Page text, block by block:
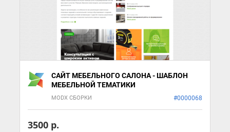
САЙТ МЕБЕЛЬНОГО САЛОНА - ШАБЛОН
МЕБЕЛЬНОЙ ТЕМАТИКИ
MODX СБОРКИ #0000068
3500 р.